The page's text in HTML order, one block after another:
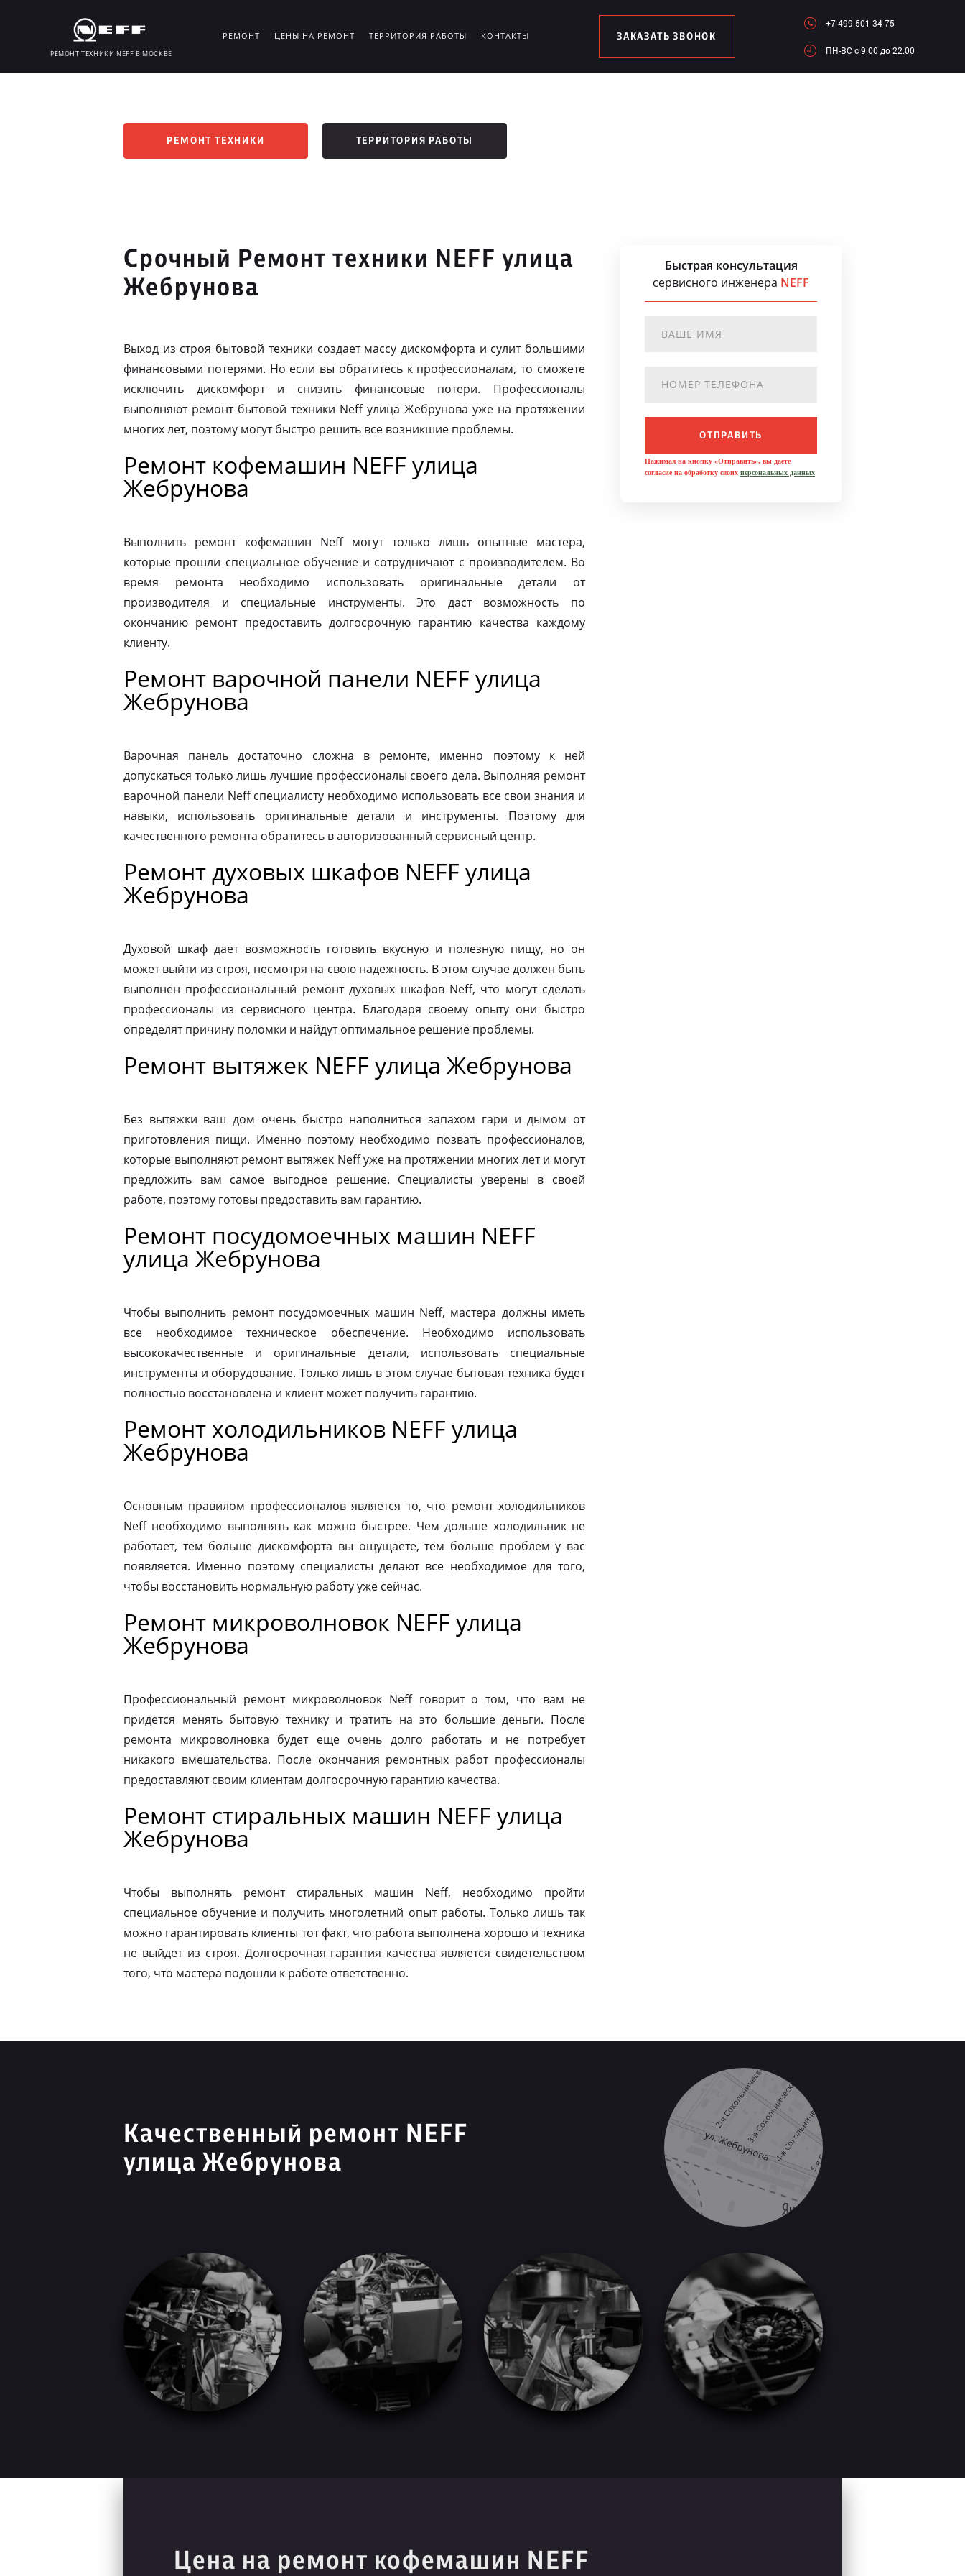
РЕМОНТ ТЕХНИКИ NEFF В МОСКВЕ
РЕМОНТ ЦЕНЫ НА РЕМОНТ ТЕРРИТОРИЯ РАБОТЫ КОНТАКТЫ ЗАКАЗАТЬ ЗВОНОК
+7 499 501 34 75
ПН-ВC c 9.00 до 22.00
РЕМОНТ ТЕХНИКИ ТЕРРИТОРИЯ РАБОТЫ
Срочный Ремонт техники NEFF улица
Жебрунова
Выход из строя бытовой техники создает массу дискомфорта и сулит большими
финансовыми потерями. Но если вы обратитесь к профессионалам, то сможете
исключить дискомфорт и снизить финансовые потери. Профессионалы
выполняют ремонт бытовой техники Neff улица Жебрунова уже на протяжении
многих лет, поэтому могут быстро решить все возникшие проблемы.
Ремонт кофемашин NEFF улица
Жебрунова
Выполнить ремонт кофемашин Neff могут только лишь опытные мастера,
которые прошли специальное обучение и сотрудничают с производителем. Во
время ремонта необходимо использовать оригинальные детали от
производителя и специальные инструменты. Это даст возможность по
окончанию ремонт предоставить долгосрочную гарантию качества каждому
клиенту.
Ремонт варочной панели NEFF улица
Жебрунова
Варочная панель достаточно сложна в ремонте, именно поэтому к ней
допускаться только лишь лучшие профессионалы своего дела. Выполняя ремонт
варочной панели Neff специалисту необходимо использовать все свои знания и
навыки, использовать оригинальные детали и инструменты. Поэтому для
качественного ремонта обратитесь в авторизованный сервисный центр.
Ремонт духовых шкафов NEFF улица
Жебрунова
Духовой шкаф дает возможность готовить вкусную и полезную пищу, но он
может выйти из строя, несмотря на свою надежность. В этом случае должен быть
выполнен профессиональный ремонт духовых шкафов Neff, что могут сделать
профессионалы из сервисного центра. Благодаря своему опыту они быстро
определят причину поломки и найдут оптимальное решение проблемы.
Ремонт вытяжек NEFF улица Жебрунова
Без вытяжки ваш дом очень быстро наполниться запахом гари и дымом от
приготовления пищи. Именно поэтому необходимо позвать профессионалов,
которые выполняют ремонт вытяжек Neff уже на протяжении многих лет и могут
предложить вам самое выгодное решение. Специалисты уверены в своей
работе, поэтому готовы предоставить вам гарантию.
Ремонт посудомоечных машин NEFF
улица Жебрунова
Чтобы выполнить ремонт посудомоечных машин Neff, мастера должны иметь
все необходимое техническое обеспечение. Необходимо использовать
высококачественные и оригинальные детали, использовать специальные
инструменты и оборудование. Только лишь в этом случае бытовая техника будет
полностью восстановлена и клиент может получить гарантию.
Ремонт холодильников NEFF улица
Жебрунова
Основным правилом профессионалов является то, что ремонт холодильников
Neff необходимо выполнять как можно быстрее. Чем дольше холодильник не
работает, тем больше дискомфорта вы ощущаете, тем больше проблем у вас
появляется. Именно поэтому специалисты делают все необходимое для того,
чтобы восстановить нормальную работу уже сейчас.
Ремонт микроволновок NEFF улица
Жебрунова
Профессиональный ремонт микроволновок Neff говорит о том, что вам не
придется менять бытовую технику и тратить на это большие деньги. После
ремонта микроволновка будет еще очень долго работать и не потребует
никакого вмешательства. После окончания ремонтных работ профессионалы
предоставляют своим клиентам долгосрочную гарантию качества.
Ремонт стиральных машин NEFF улица
Жебрунова
Чтобы выполнять ремонт стиральных машин Neff, необходимо пройти
специальное обучение и получить многолетний опыт работы. Только лишь так
можно гарантировать клиенты тот факт, что работа выполнена хорошо и техника
не выйдет из строя. Долгосрочная гарантия качества является свидетельством
того, что мастера подошли к работе ответственно.
Быстрая консультация
сервисного инженера NEFF
ОТПРАВИТЬ
Нажимая на кнопку «Отправить», вы даете
согласие на обработку своих персональных данных
Качественный ремонт NEFF
улица Жебрунова
Цена на ремонт кофемашин NEFF